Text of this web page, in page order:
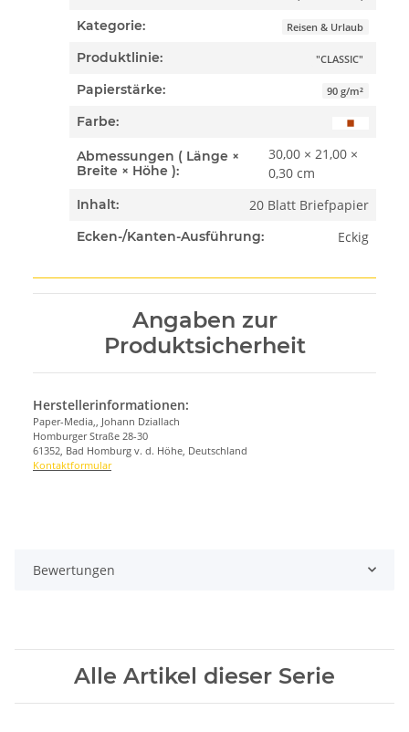
Kategorie: Reisen & Urlaub
Produktlinie: "CLASSIC"
Papierstärke: 90 g/m²
Farbe:
Abmessungen ( Länge ×
Breite × Höhe ):
30,00 × 21,00 ×
0,30 cm
Inhalt: 20 Blatt Briefpapier
Ecken-/Kanten-Ausführung: Eckig
Angaben zur
Produktsicherheit
Herstellerinformationen:
Paper-Media,, Johann Dziallach
Homburger Straße 28-30
61352, Bad Homburg v. d. Höhe, Deutschland
Kontaktformular
Bewertungen
Alle Artikel dieser Serie